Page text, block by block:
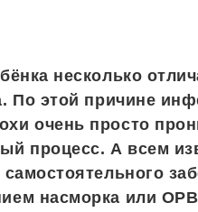
несколько
По этой причине
очень просто
процесс. А всем
самостоятельного
насморка или